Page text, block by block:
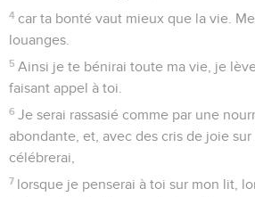
4 car ta bonté vaut mieux que la vie.
louanges.
5 Ainsi je te bénirai toute ma vie, je
faisant appel à toi.
6 Je serai rassasié comme par une
abondante, et, avec des cris de joie
célébrerai,
7 lorsque je penserai à toi sur mon lit,